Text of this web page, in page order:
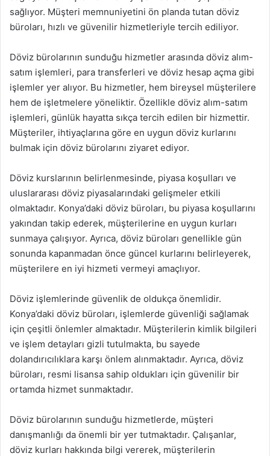
sağlıyor. Müşteri memnuniyetini ön planda tutan döviz
büroları, hızlı ve güvenilir hizmetleriyle tercih ediliyor.
Döviz bürolarının sunduğu hizmetler arasında döviz alım-
satım işlemleri, para transferleri ve döviz hesap açma gibi
işlemler yer alıyor. Bu hizmetler, hem bireysel müşterilere
hem de işletmelere yöneliktir. Özellikle döviz alım-satım
işlemleri, günlük hayatta sıkça tercih edilen bir hizmettir.
Müşteriler, ihtiyaçlarına göre en uygun döviz kurlarını
bulmak için döviz bürolarını ziyaret ediyor.
Döviz kurslarının belirlenmesinde, piyasa koşulları ve
uluslararası döviz piyasalarındaki gelişmeler etkili
olmaktadır. Konya’daki döviz büroları, bu piyasa koşullarını
yakından takip ederek, müşterilerine en uygun kurları
sunmaya çalışıyor. Ayrıca, döviz büroları genellikle gün
sonunda kapanmadan önce güncel kurlarını belirleyerek,
müşterilere en iyi hizmeti vermeyi amaçlıyor.
Döviz işlemlerinde güvenlik de oldukça önemlidir.
Konya’daki döviz büroları, işlemlerde güvenliği sağlamak
için çeşitli önlemler almaktadır. Müşterilerin kimlik bilgileri
ve işlem detayları gizli tutulmakta, bu sayede
dolandırıcılıklara karşı önlem alınmaktadır. Ayrıca, döviz
büroları, resmi lisansa sahip oldukları için güvenilir bir
ortamda hizmet sunmaktadır.
Döviz bürolarının sunduğu hizmetlerde, müşteri
danışmanlığı da önemli bir yer tutmaktadır. Çalışanlar,
döviz kurları hakkında bilgi vererek, müşterilerin